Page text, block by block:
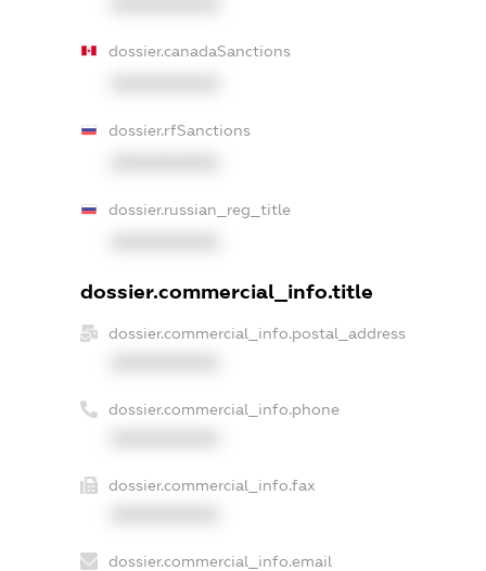
dossier.canadaSanctions
dossier.rfSanctions
dossier.russian_reg_title
dossier.commercial_info.title
dossier.commercial_info.postal_address
dossier.commercial_info.phone
dossier.commercial_info.fax
dossier.commercial_info.email